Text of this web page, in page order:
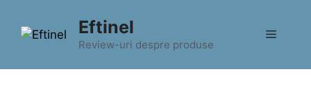
conținut
Eftinel
Review-uri despre produse
Meniu